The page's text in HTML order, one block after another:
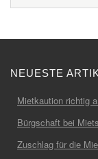
NEUESTE
Mietkaution richtig
Bürgschaft bei
Zuschlag für die